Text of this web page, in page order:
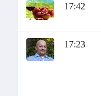
17:42
17:23